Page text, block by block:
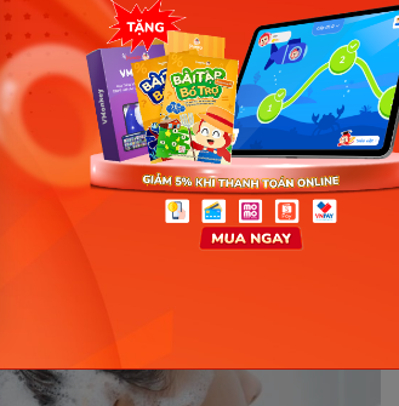
rậm hơn nên việc vệ sinh sẽ giúp
gây bệnh.
sinh riêng cho bộ phận nhạy cảm
để loại bỏ da chết, giúp da luôn
của cơ thể.